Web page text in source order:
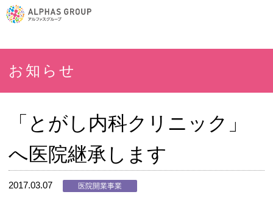
お知らせ
「とがし内科クリニック」
へ医院継承します
2017.03.07 医院開業事業